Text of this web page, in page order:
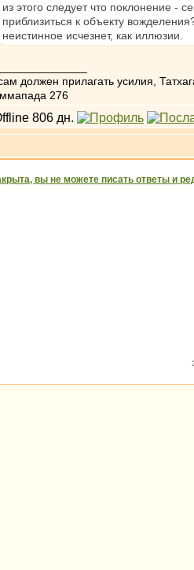
из этого следует что поклонение -
приблизиться к объекту
неистинное исчезнет, как иллюзии.
должен прилагать усилия,
276